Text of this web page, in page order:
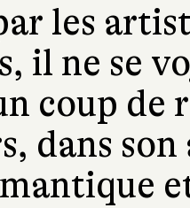
les
il ne se
coup
dans